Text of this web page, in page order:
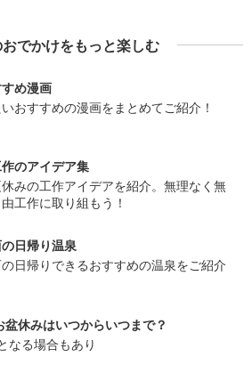
でかけをもっと楽しむ
め漫画
おすすめの漫画をまとめてご紹介！
のアイデア集
みの工作アイデアを紹介。無理なく無
工作に取り組もう！
日帰り温泉
日帰りできるおすすめの温泉をご紹介
盆休みはいつからいつまで？
なる場合もあり